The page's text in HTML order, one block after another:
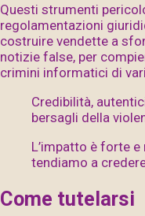
Questi strumenti
regolamentazioni
costruire vendette a
notizie false, per
crimini informatici di
Credibilità,
bersagli della
L’impatto è forte
tendiamo a
Come tutelarsi